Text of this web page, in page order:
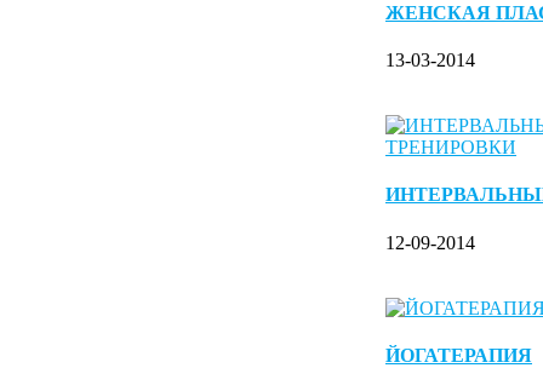
ЖЕНСКАЯ
13-03-2014
12-09-2014
ЙОГАТЕРАПИЯ